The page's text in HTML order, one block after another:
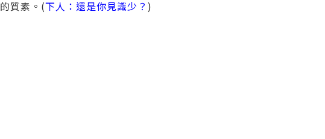
質素。(下人：還是你見識少？ )